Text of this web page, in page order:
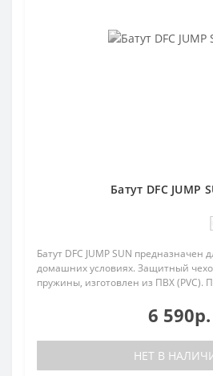
Батут DFC JUMP
Батут DFC JUMP SUN предназначен
домашних условиях. Защитный
пружины, изготовлен из ПВХ (PVC).
6 590р.
НЕТ В